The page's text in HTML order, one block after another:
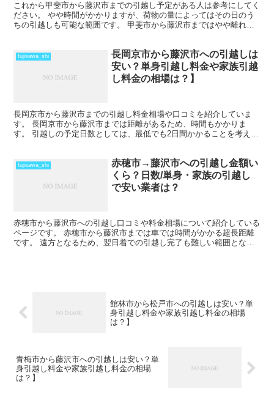
これから甲斐市から藤沢市までの引越し予定がある人は参考にしてく
ださい。 やや時間がかかりますが、荷物の量によってはその日のう
ちの引越しも可能な範囲です。 甲斐市から藤沢市まではやや離れて
fujisawa_shi
長岡京市から藤沢市への引越しは
安い？単身引越し料金や家族引越
し料金の相場は？】
長岡京市から藤沢市までの引越し料金相場や口コミを紹介していま
す。 長岡京市から藤沢市までは距離があるため、時間もかかりま
す。 引越しの予定日数としては、最低でも2日間かかることを考えて
fujisawa_shi
赤穂市→藤沢市への引越し金額い
くら？日数/単身・家族の引越し
で安い業者は？
赤穂市から藤沢市への引越し口コミや料金相場について紹介している
ページです。 赤穂市から藤沢市までは車では時間がかかる超長距離
です。 遠方となるため、翌日着での引越し完了も難しい範囲となり
館林市から松戸市への引越しは安い？単
身引越し料金や家族引越し料金の相場
は？】
青梅市から藤沢市への引越しは安い？単
身引越し料金や家族引越し料金の相場
は？】